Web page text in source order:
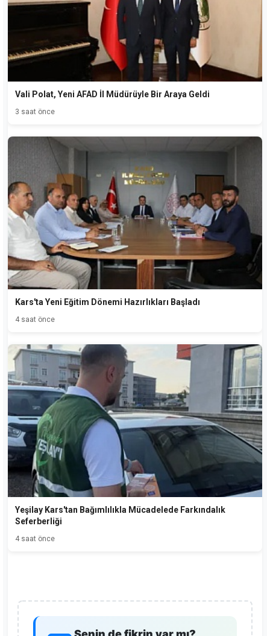
Vali Polat, Yeni AFAD İl Müdürüyle Bir Araya Geldi
3 saat önce
Kars'ta Yeni Eğitim Dönemi Hazırlıkları Başladı
4 saat önce
Yeşilay Kars'tan Bağımlılıkla Mücadelede Farkındalık
Seferberliği
4 saat önce